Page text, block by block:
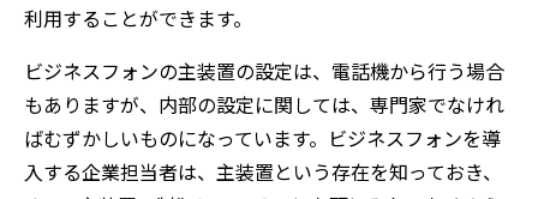
利用することができます。
ビジネスフォンの主装置の設定は、電話機から行う場合
もありますが、内部の設定に関しては、専門家でなけれ
ばむずかしいものになっています。ビジネスフォンを導
入する企業担当者は、主装置という存在を知っておき、